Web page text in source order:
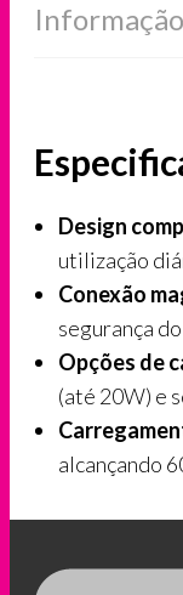
Design
utilização
Conexão
segurança
Opções de
(até 20W) e
alcançando